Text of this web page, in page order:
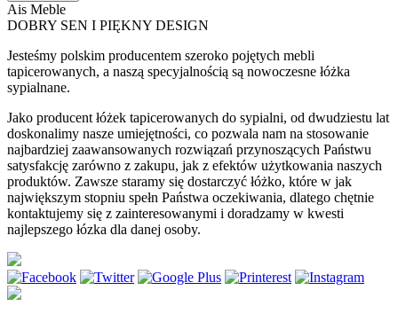
Ais Meble
DOBRY SEN I PIĘKNY DESIGN
Jesteśmy polskim producentem szeroko pojętych mebli
tapicerowanych, a naszą specyjalnością są nowoczesne łóżka
sypialnane.
Jako producent łóżek tapicerowanych do sypialni, od dwudziestu lat
doskonalimy nasze umiejętności, co pozwala nam na stosowanie
najbardziej zaawansowanych rozwiązań przynoszących Państwu
satysfakcję zarówno z zakupu, jak z efektów użytkowania naszych
produktów. Zawsze staramy się dostarczyć łóżko, które w jak
największym stopniu spełn Państwa oczekiwania, dlatego chętnie
kontaktujemy się z zainteresowanymi i doradzamy w kwesti
najlepszego łózka dla danej osoby.